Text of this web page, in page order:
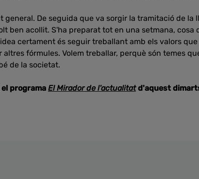
general. De seguida que va sorgir la tramitació de la
ben acollit. S'ha preparat tot en una setmana, cosa
certament és seguir treballant amb els valors
altres fórmules. Volem treballar, perquè són temes
de la societat.
el programa El Mirador de l'actualitatd'aquest